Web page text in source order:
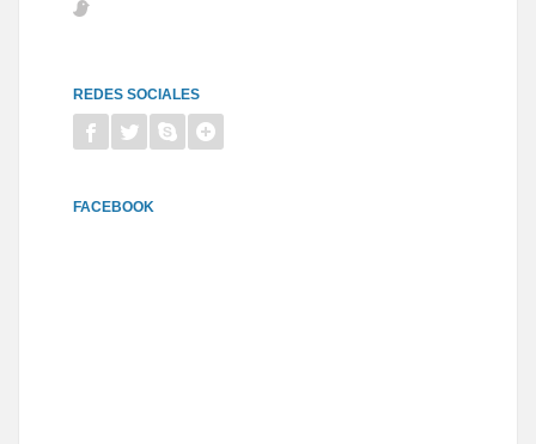
REDES SOCIALES
FACEBOOK